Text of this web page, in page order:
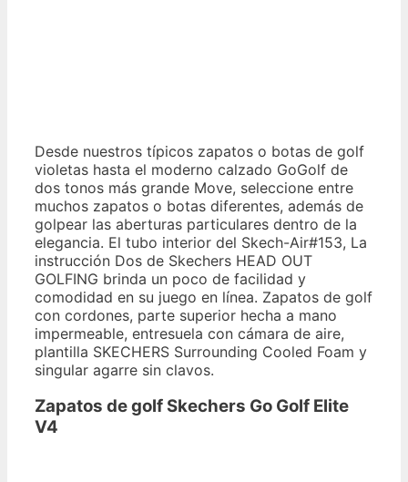
Desde nuestros típicos zapatos o botas de golf
violetas hasta el moderno calzado GoGolf de
dos tonos más grande Move, seleccione entre
muchos zapatos o botas diferentes, además de
golpear las aberturas particulares dentro de la
elegancia. El tubo interior del Skech-Air#153, La
instrucción Dos de Skechers HEAD OUT
GOLFING brinda un poco de facilidad y
comodidad en su juego en línea. Zapatos de golf
con cordones, parte superior hecha a mano
impermeable, entresuela con cámara de aire,
plantilla SKECHERS Surrounding Cooled Foam y
singular agarre sin clavos.
Zapatos de golf Skechers Go Golf Elite
V4